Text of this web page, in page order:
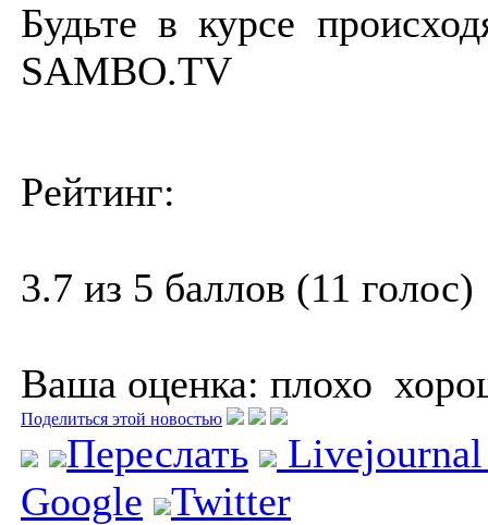
Будьте в курсе
SAMBO.TV
Рейтинг:
3.7 из 5 баллов (11 голос)
Ваша оценка: плохо
Поделиться этой новостью
Переслать
Google
Twitter